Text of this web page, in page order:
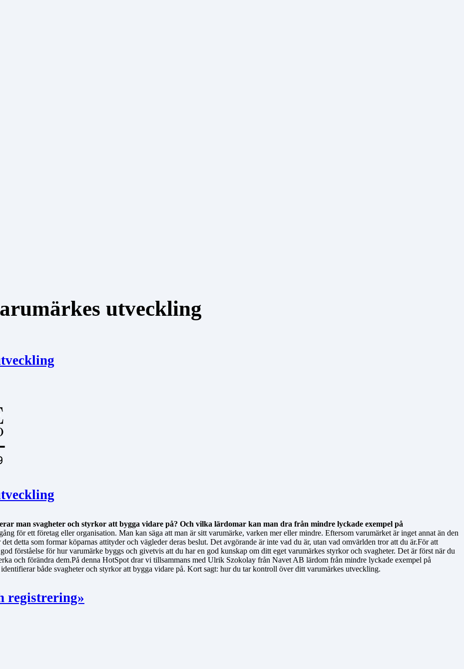
utveckling
man svagheter och styrkor att bygga vidare på? Och vilka lärdomar kan man dra från mindre lyckade exempel på
för ett företag eller organisation. Man kan säga att man är sitt varumärke, varken mer eller mindre. Eftersom varumärket är inget annat än den
detta som formar köparnas attityder och vägleder deras beslut. Det avgörande är inte vad du är, utan vad omvärlden tror att du är.För att
förståelse för hur varumärke byggs och givetvis att du har en god kunskap om ditt eget varumärkes styrkor och svagheter. Det är först när du
och förändra dem.På denna HotSpot drar vi tillsammans med Ulrik Szokolay från Navet AB lärdom från mindre lyckade exempel på
både svagheter och styrkor att bygga vidare på. Kort sagt: hur du tar kontroll över ditt varumärkes utveckling.
registrering»